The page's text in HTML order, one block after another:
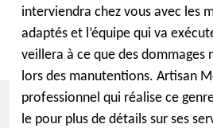
interviendra chez vous avec les
adaptés et l’équipe qui va
veillera à ce que des dommages
lors des manutentions. Artisan
professionnel qui réalise ce
le pour plus de détails sur ses